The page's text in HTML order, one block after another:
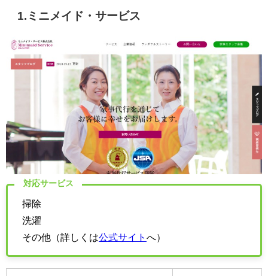
1. ミニメイド・サービス
対応サービス
掃除
洗濯
その他（詳しくは公式サイト へ）